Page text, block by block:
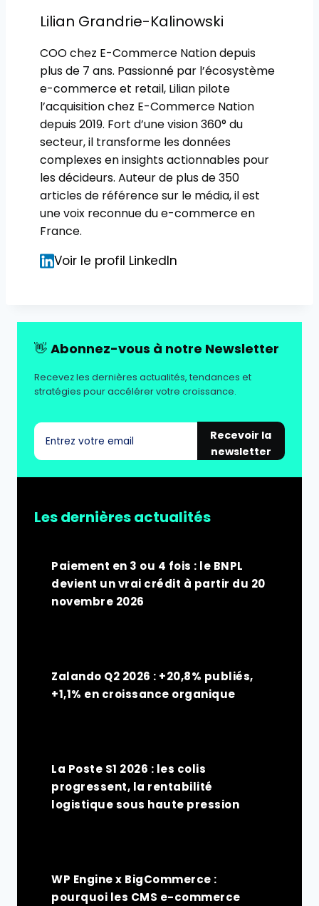
Lilian Grandrie-Kalinowski
COO chez E-Commerce Nation depuis
plus de 7 ans. Passionné par l’écosystème
e-commerce et retail, Lilian pilote
l’acquisition chez E-Commerce Nation
depuis 2019. Fort d’une vision 360° du
secteur, il transforme les données
complexes en insights actionnables pour
les décideurs. Auteur de plus de 350
articles de référence sur le média, il est
une voix reconnue du e-commerce en
France.
Voir le profil LinkedIn
👋 Abonnez-vous à notre Newsletter
Recevez les dernières actualités, tendances et
stratégies pour accélérer votre croissance.
Recevoir la
newsletter
Les dernières actualités
Paiement en 3 ou 4 fois : le BNPL
devient un vrai crédit à partir du 20
novembre 2026
Zalando Q2 2026 : +20,8% publiés,
+1,1% en croissance organique
La Poste S1 2026 : les colis
progressent, la rentabilité
logistique sous haute pression
WP Engine x BigCommerce :
pourquoi les CMS e-commerce